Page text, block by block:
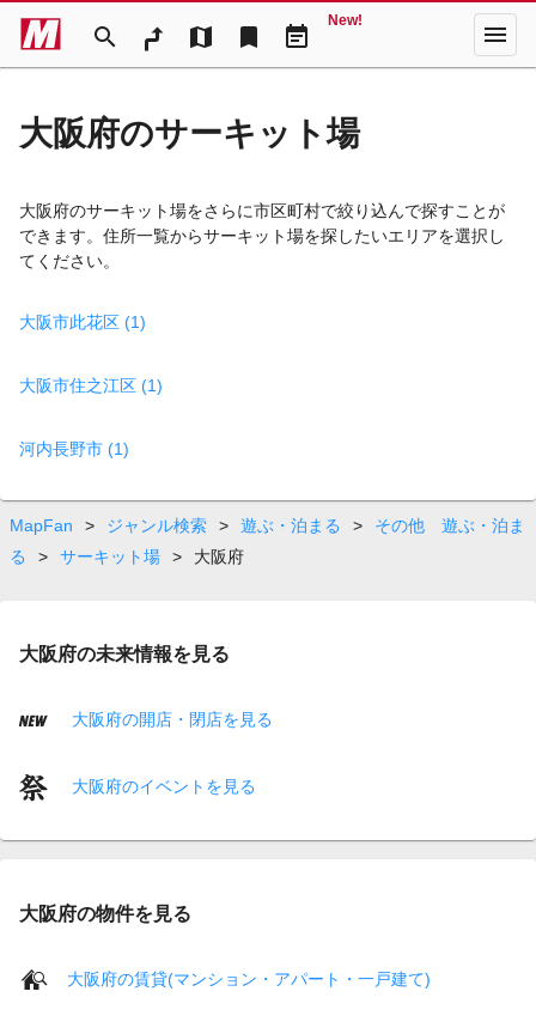
search map bookmark event_note
New! menu
大阪府のサーキット場
大阪府のサーキット場をさらに市区町村で絞り込んで探すことが
できます。住所一覧からサーキット場を探したいエリアを選択し
てください。
大阪市此花区 (1)
大阪市住之江区 (1)
河内長野市 (1)
MapFan > ジャンル検索 > 遊ぶ・泊まる >
その他 遊ぶ・泊ま
る
> サーキット場 > 大阪府
大阪府の未来情報を見る
大阪府の開店・閉店を見る
大阪府のイベントを見る
大阪府の物件を見る
大阪府の賃貸(マンション・アパート・一戸建て)